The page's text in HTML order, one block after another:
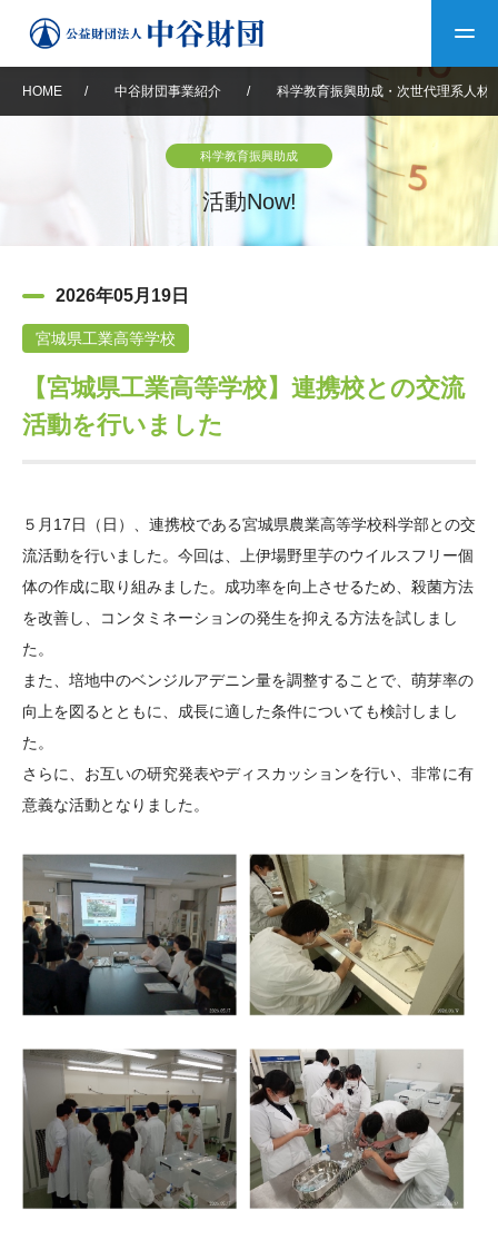
中谷財団について
設立趣意書
沿革 40年史デジタルブック
役員・評議員 公開情報
年報一覧 中谷財団レポート
中谷財団事業紹介
神戸賞 長期大型研究助成
大学院生奨学金
国際学生交流プログラ
ム
科学教育振興助成・
次世代理系人材育成プ
ログラム助成
中谷財団動画紹介
その他情報
アクセス よくあるご質問
サイトマップ 中谷財団アーカイブ
日本語 English
HOME / 中谷財団事業紹介 / 科学教育振興助成・次世代理系人材
科学教育振興助成
活動Now!
2026年05月19日
宮城県工業高等学校
【宮城県工業高等学校】連携校との交流
活動を行いました
５月17日（日）、連携校である宮城県農業高等学校科学部との交
流活動を行いました。今回は、上伊場野里芋のウイルスフリー個
体の作成に取り組みました。成功率を向上させるため、殺菌方法
を改善し、コンタミネーションの発生を抑える方法を試しまし
た。
また、培地中のベンジルアデニン量を調整することで、萌芽率の
向上を図るとともに、成長に適した条件についても検討しまし
た。
さらに、お互いの研究発表やディスカッションを行い、非常に有
意義な活動となりました。